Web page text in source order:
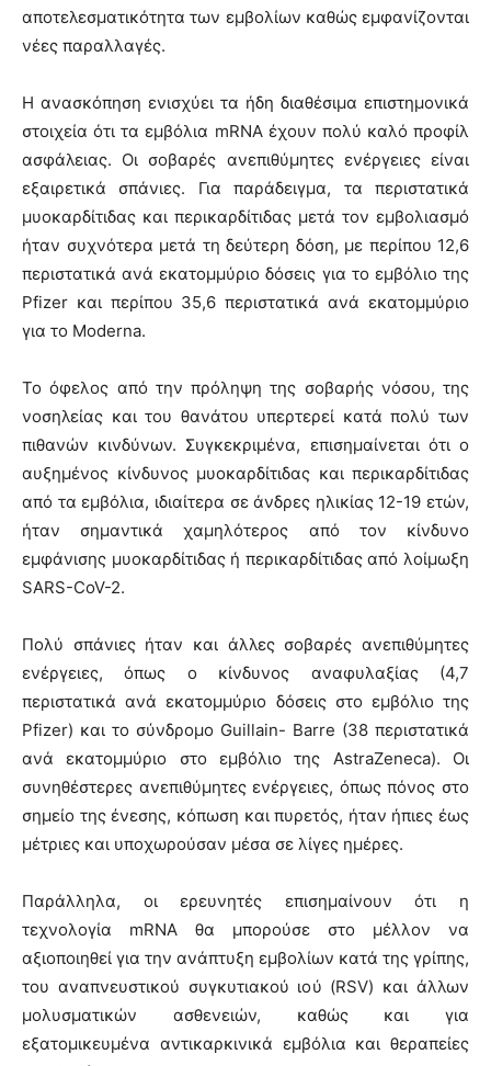
αποτελεσματικότητα των εμβολίων καθώς εμφανίζονται
νέες παραλλαγές.
Η ανασκόπηση ενισχύει τα ήδη διαθέσιμα επιστημονικά
στοιχεία ότι τα εμβόλια mRNA έχουν πολύ καλό προφίλ
ασφάλειας. Οι σοβαρές ανεπιθύμητες ενέργειες είναι
εξαιρετικά σπάνιες. Για παράδειγμα, τα περιστατικά
μυοκαρδίτιδας και περικαρδίτιδας μετά τον εμβολιασμό
ήταν συχνότερα μετά τη δεύτερη δόση, με περίπου 12,6
περιστατικά ανά εκατομμύριο δόσεις για το εμβόλιο της
Pfizer και περίπου 35,6 περιστατικά ανά εκατομμύριο
για το Moderna.
Το όφελος από την πρόληψη της σοβαρής νόσου, της
νοσηλείας και του θανάτου υπερτερεί κατά πολύ των
πιθανών κινδύνων. Συγκεκριμένα, επισημαίνεται ότι ο
αυξημένος κίνδυνος μυοκαρδίτιδας και περικαρδίτιδας
από τα εμβόλια, ιδιαίτερα σε άνδρες ηλικίας 12-19 ετών,
ήταν σημαντικά χαμηλότερος από τον κίνδυνο
εμφάνισης μυοκαρδίτιδας ή περικαρδίτιδας από λοίμωξη
SARS-CoV-2.
Πολύ σπάνιες ήταν και άλλες σοβαρές ανεπιθύμητες
ενέργειες, όπως ο κίνδυνος αναφυλαξίας (4,7
περιστατικά ανά εκατομμύριο δόσεις στο εμβόλιο της
Pfizer) και το σύνδρομο Guillain- Barre (38 περιστατικά
ανά εκατομμύριο στο εμβόλιο της AstraZeneca). Οι
συνηθέστερες ανεπιθύμητες ενέργειες, όπως πόνος στο
σημείο της ένεσης, κόπωση και πυρετός, ήταν ήπιες έως
μέτριες και υποχωρούσαν μέσα σε λίγες ημέρες.
Παράλληλα, οι ερευνητές επισημαίνουν ότι η
τεχνολογία mRNA θα μπορούσε στο μέλλον να
αξιοποιηθεί για την ανάπτυξη εμβολίων κατά της γρίπης,
του αναπνευστικού συγκυτιακού ιού (RSV) και άλλων
μολυσματικών ασθενειών, καθώς και για
εξατομικευμένα αντικαρκινικά εμβόλια και θεραπείες